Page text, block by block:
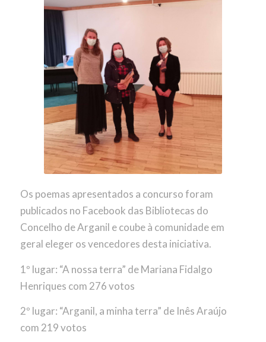
Os poemas apresentados a concurso foram
publicados no Facebook das Bibliotecas do
Concelho de Arganil e coube à comunidade em
geral eleger os vencedores desta iniciativa.
1º lugar: “A nossa terra” de Mariana Fidalgo
Henriques com 276 votos
2º lugar: “Arganil, a minha terra” de Inês Araújo
com 219 votos